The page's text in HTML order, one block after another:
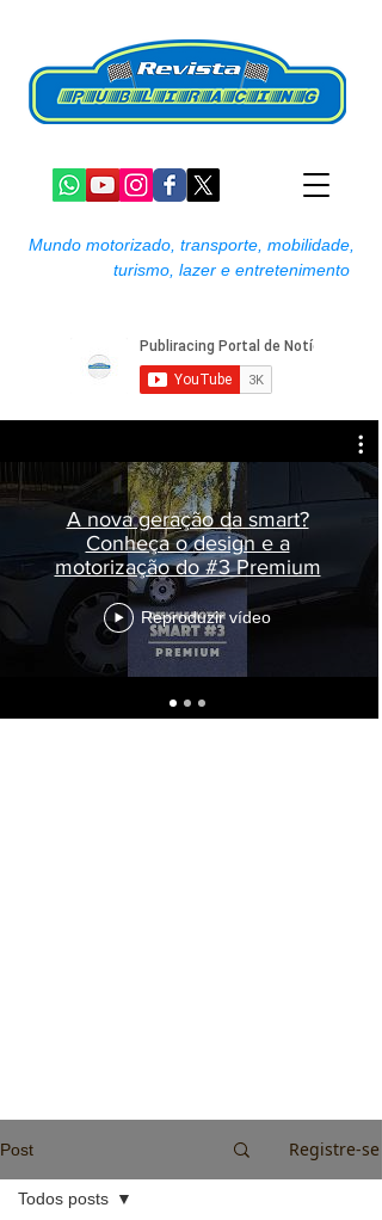
Mundo motorizado, transporte, mobilidade,
turismo, lazer e entretenimento
A nova geração da smart?
Conheça o design e a
motorização do #3 Premium
Reproduzir vídeo
Post Registre-se
Todos posts